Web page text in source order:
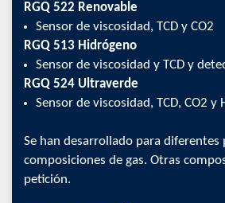
RGQ 522 Renovable
Sensor de viscosidad, TCD y CO2
RGQ 513 Hidrógeno
Sensor de viscosidad y TCD y
RGQ 524 Ultraverde
Sensor de viscosidad, TCD, CO2 y
Se han desarrollado para diferentes
composiciones de gas. Otras
petición.